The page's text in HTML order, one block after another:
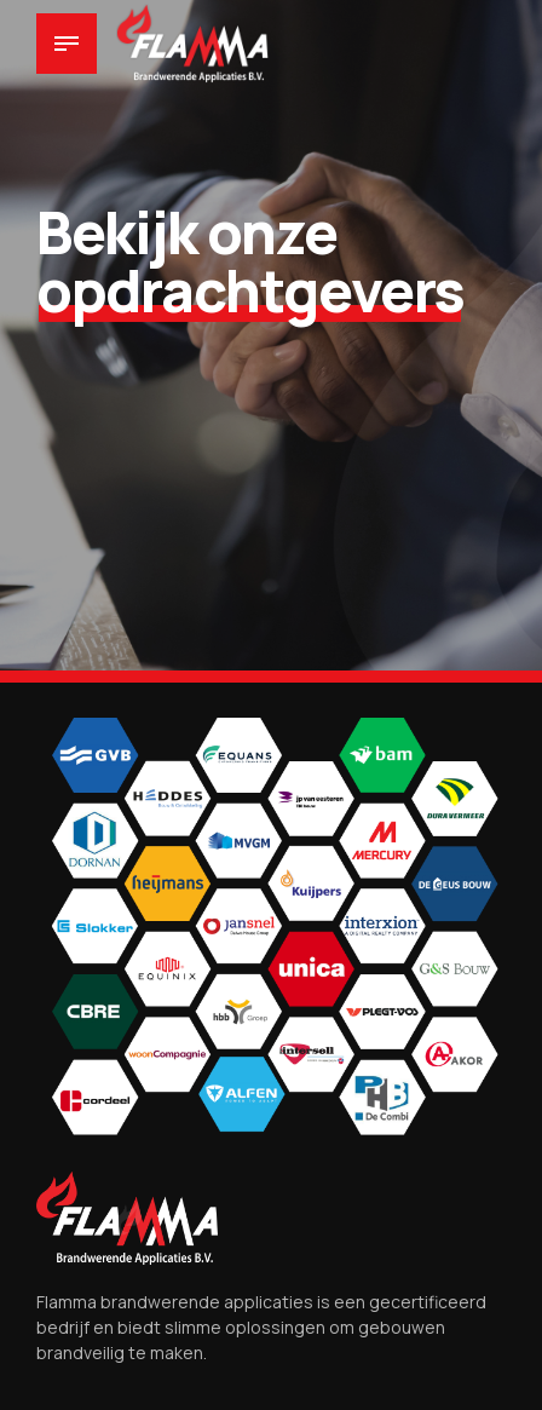
Bekijk onze
opdrachtgevers
Flamma brandwerende applicaties is een gecertificeerd
bedrijf en biedt slimme oplossingen om gebouwen
brandveilig te maken.